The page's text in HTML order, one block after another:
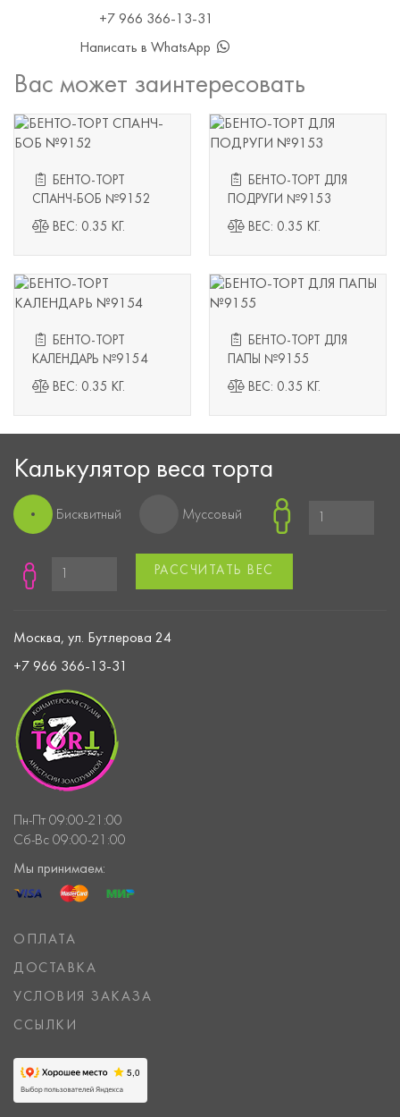
+7 966 366-13-31
Написать в WhatsApp
Вас может заинтересовать
БЕНТО-ТОРТ
СПАНЧ-БОБ №9152
ВЕС: 0.35 КГ.
БЕНТО-ТОРТ ДЛЯ
ПОДРУГИ №9153
ВЕС: 0.35 КГ.
БЕНТО-ТОРТ
КАЛЕНДАРЬ №9154
ВЕС: 0.35 КГ.
БЕНТО-ТОРТ ДЛЯ
ПАПЫ №9155
ВЕС: 0.35 КГ.
Калькулятор веса торта
Бисквитный Муссовый
РАССЧИТАТЬ ВЕС
Москва, ул. Бутлерова 24
+7 966 366-13-31
Пн-Пт 09:00-21:00
Сб-Вс 09:00-21:00
Мы принимаем:
ОПЛАТА
ДОСТАВКА
УСЛОВИЯ ЗАКАЗА
ССЫЛКИ